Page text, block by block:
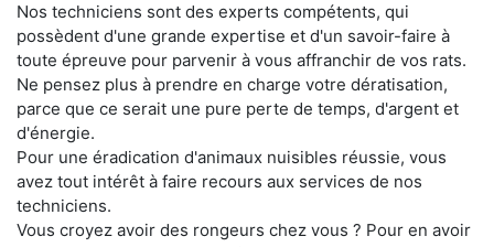
Nos techniciens sont des experts compétents, qui
possèdent d'une grande expertise et d'un savoir-faire à
toute épreuve pour parvenir à vous affranchir de vos rats.
Ne pensez plus à prendre en charge votre dératisation,
parce que ce serait une pure perte de temps, d'argent et
d'énergie.
Pour une éradication d'animaux nuisibles réussie, vous
avez tout intérêt à faire recours aux services de nos
techniciens.
Vous croyez avoir des rongeurs chez vous ? Pour en avoir